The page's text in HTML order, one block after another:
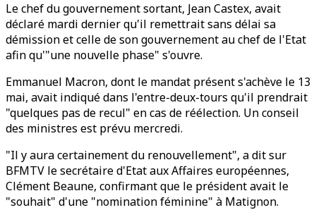
Le chef du gouvernement sortant, Jean Castex, avait
déclaré mardi dernier qu'il remettrait sans délai sa
démission et celle de son gouvernement au chef de l'Etat
afin qu'"une nouvelle phase" s'ouvre.
Emmanuel Macron, dont le mandat présent s'achève le 13
mai, avait indiqué dans l'entre-deux-tours qu'il prendrait
"quelques pas de recul" en cas de réélection. Un conseil
des ministres est prévu mercredi.
"Il y aura certainement du renouvellement", a dit sur
BFMTV le secrétaire d'Etat aux Affaires européennes,
Clément Beaune, confirmant que le président avait le
"souhait" d'une "nomination féminine" à Matignon.